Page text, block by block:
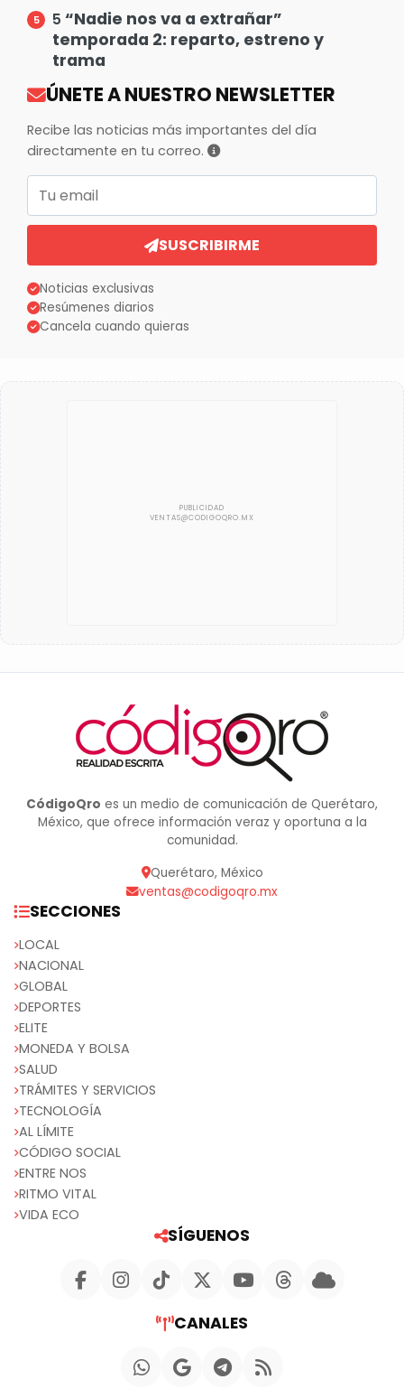
5 “Nadie nos va a extrañar”
temporada 2: reparto, estreno y
trama
ÚNETE A NUESTRO NEWSLETTER
Recibe las noticias más importantes del día
directamente en tu correo.
Correo electrónico
SUSCRIBIRME
Noticias exclusivas
Resúmenes diarios
Cancela cuando quieras
CódigoQro es un medio de comunicación de Querétaro,
México, que ofrece información veraz y oportuna a la
comunidad.
Querétaro, México
ventas@codigoqro.mx
SECCIONES
LOCAL
NACIONAL
GLOBAL
DEPORTES
ELITE
MONEDA Y BOLSA
SALUD
TRÁMITES Y SERVICIOS
TECNOLOGÍA
AL LÍMITE
CÓDIGO SOCIAL
ENTRE NOS
RITMO VITAL
VIDA ECO
SÍGUENOS
CANALES